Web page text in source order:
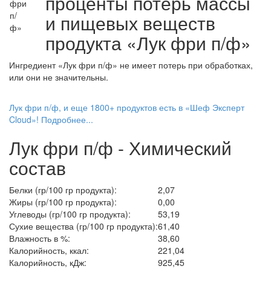
и пищевых веществ
продукта «Лук фри п/ф»
Ингредиент «Лук фри п/ф» не имеет потерь при обработках,
или они не значительны.
Лук фри п/ф, и еще 1800+ продуктов есть в «Шеф Эксперт
Cloud»! Подробнее...
Лук фри п/ф - Химический
состав
Белки (гр/100 гр продукта):
2,07
Жиры (гр/100 гр продукта):
0,00
Углеводы (гр/100 гр продукта):
53,19
Сухие вещества (гр/100 гр продукта):61,40
Влажность в %:
38,60
Калорийность, ккал:
221,04
Калорийность, кДж:
925,45